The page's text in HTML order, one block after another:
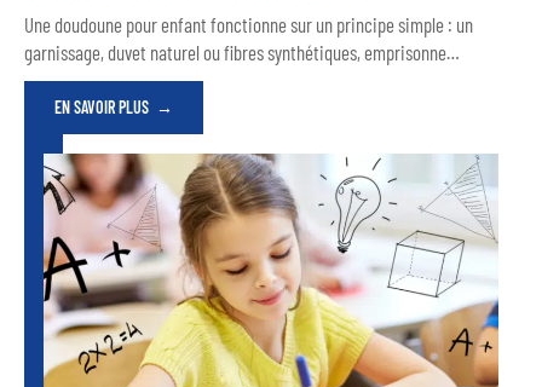
Une doudoune pour enfant fonctionne sur un principe simple : un
garnissage, duvet naturel ou fibres synthétiques, emprisonne…
EN SAVOIR PLUS